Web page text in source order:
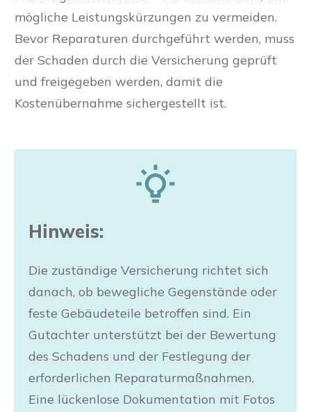
mögliche Leistungskürzungen zu vermeiden.
Bevor Reparaturen durchgeführt werden, muss
der Schaden durch die Versicherung geprüft
und freigegeben werden, damit die
Kostenübernahme sichergestellt ist.
Hinweis:
Die zuständige Versicherung richtet sich
danach, ob bewegliche Gegenstände oder
feste Gebäudeteile betroffen sind. Ein
Gutachter unterstützt bei der Bewertung
des Schadens und der Festlegung der
erforderlichen Reparaturmaßnahmen.
Eine lückenlose Dokumentation mit Fotos